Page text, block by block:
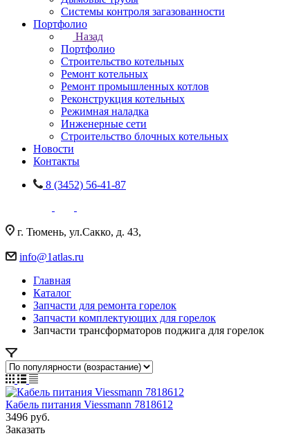
Системы контроля загазованности
Портфолио
Назад
Портфолио
Строительство котельных
Ремонт котельных
Ремонт промышленных котлов
Реконструкция котельных
Режимная наладка
Инженерные сети
Строительство блочных котельных
Новости
Контакты
8 (3452) 56-41-87
г. Тюмень, ул.Сакко, д. 43,
info@1atlas.ru
Главная
Каталог
Запчасти для ремонта горелок
Запчасти комплектующих для горелок
Запчасти трансформаторов поджига для горелок
Кабель питания Viessmann 7818612
3496 руб.
Заказать